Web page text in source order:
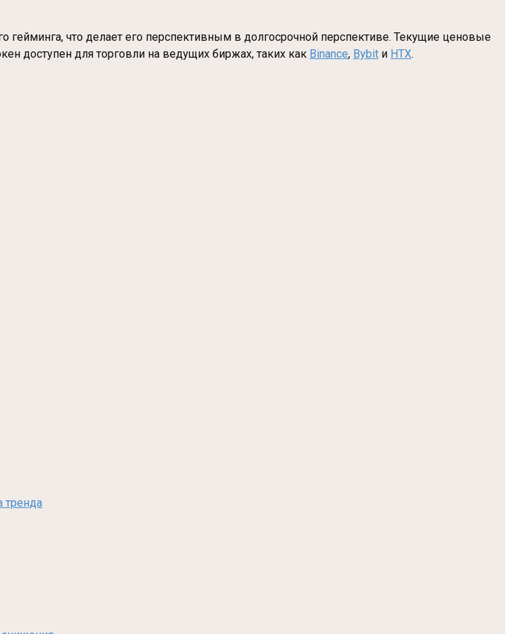
гейминга, что делает его перспективным в долгосрочной перспективе. Текущие ценовые
доступен для торговли на ведущих биржах, таких как Binance, Bybit и HTX.
тренда